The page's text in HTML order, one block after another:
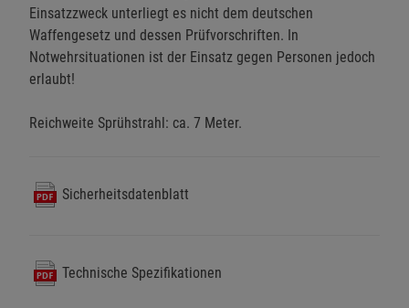
Einsatzzweck unterliegt es nicht dem deutschen
Waffengesetz und dessen Prüfvorschriften. In
Notwehrsituationen ist der Einsatz gegen Personen jedoch
erlaubt!
Reichweite Sprühstrahl: ca. 7 Meter.
Sicherheitsdatenblatt
Technische Spezifikationen